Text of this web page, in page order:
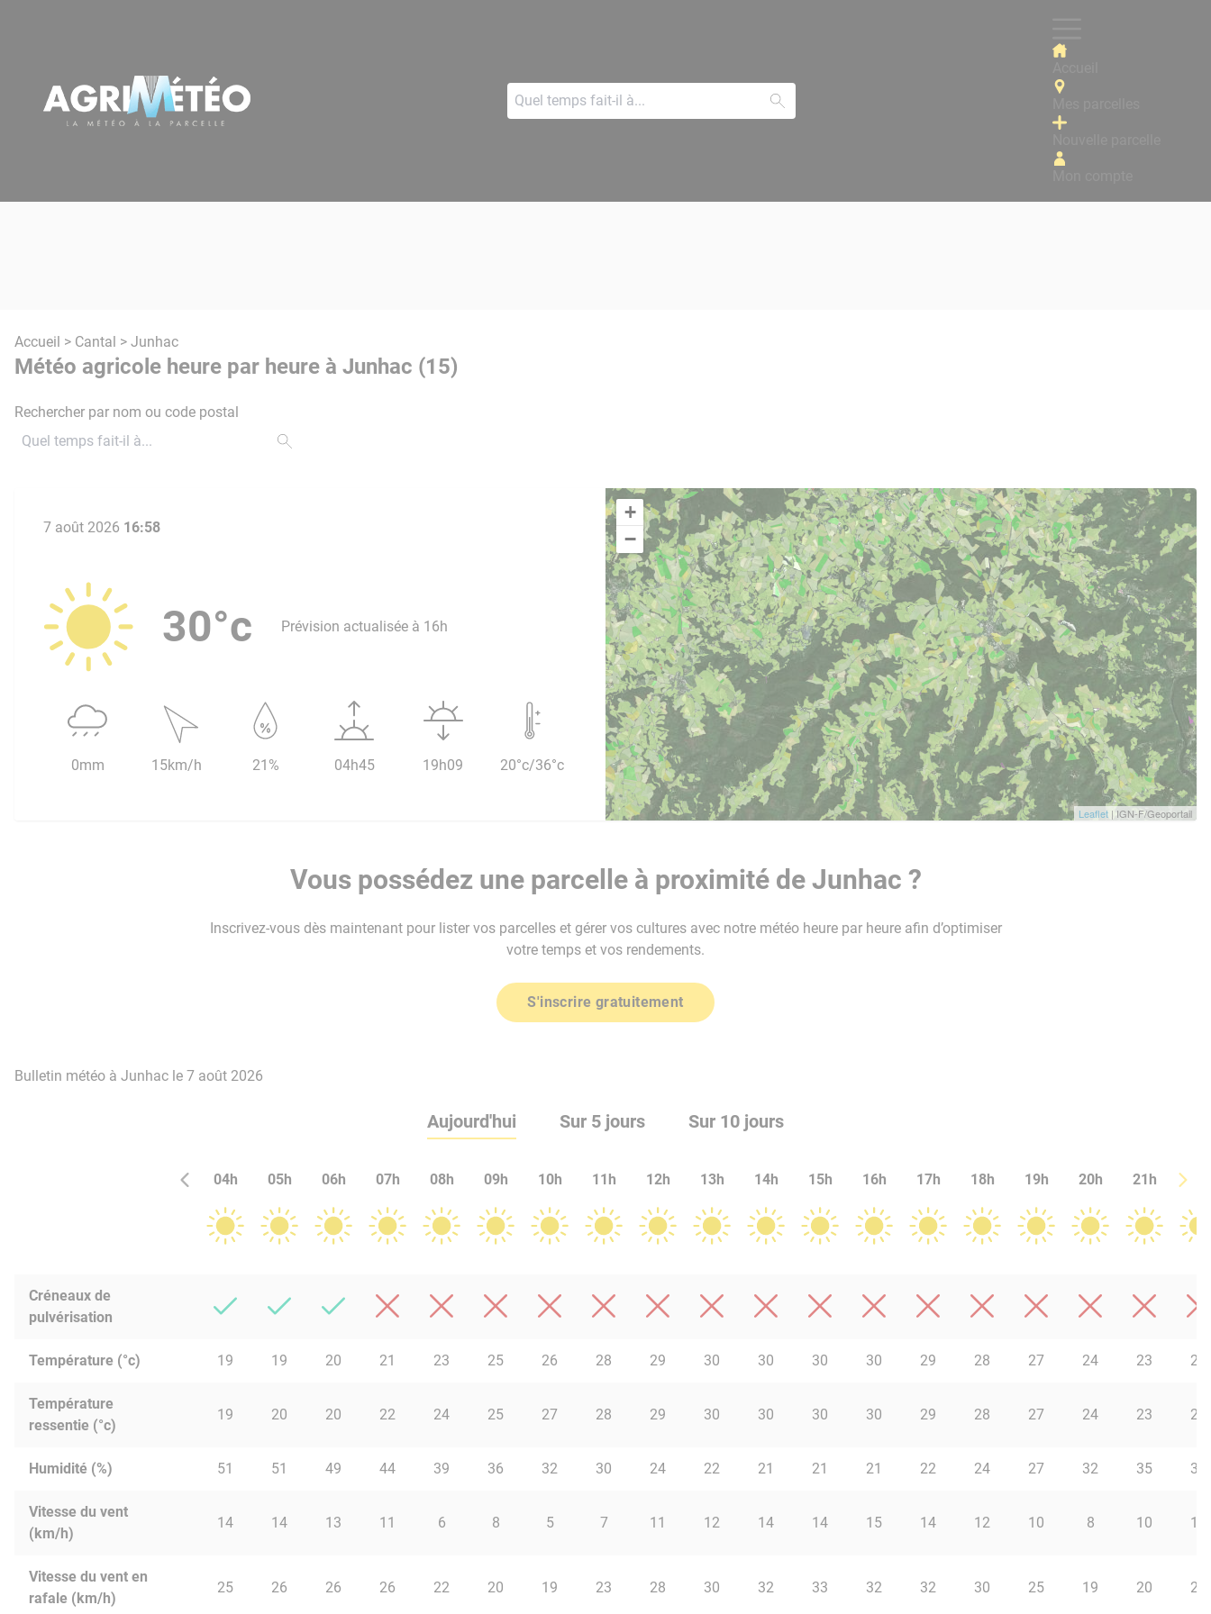
Accueil > Cantal > Junhac
Météo agricole heure par heure à Junhac (15)
Rechercher par nom ou code postal
+
−
Leaflet | IGN-F/Geoportail
7 août 2026 16:58
30°c Prévision actualisée à 16h
0mm 15km/h 21% 04h45 19h09 20°c/36°c
Vous possédez une parcelle à proximité de Junhac ?
Inscrivez-vous dès maintenant pour lister vos parcelles et gérer vos cultures avec notre météo heure par heure afin d’optimiser
votre temps et vos rendements.
S'inscrire gratuitement
Bulletin météo à Junhac le 7 août 2026
Aujourd'hui Sur 5 jours Sur 10 jours
04h 05h 06h 07h 08h 09h 10h 11h 12h 13h 14h 15h 16h 17h 18h 19h 20h 21h 22h
Créneaux de
pulvérisation
Température (°c) 19 19 20 21 23 25 26 28 29 30 30 30 30 29 28 27 24 23 22
Température
ressentie (°c)
19 20 20 22 24 25 27 28 29 30 30 30 30 29 28 27 24 23 23
Humidité (%) 51 51 49 44 39 36 32 30 24 22 21 21 21 22 24 27 32 35 37
Vitesse du vent
(km/h)
14 14 13 11 6 8 5 7 11 12 14 14 15 14 12 10 8 10 13
Vitesse du vent en
rafale (km/h)
25 26 26 26 22 20 19 23 28 30 32 33 32 32 30 25 19 20 23